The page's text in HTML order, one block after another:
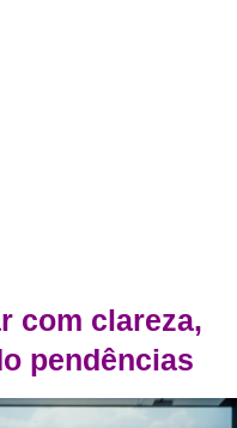
com clareza,
pendências